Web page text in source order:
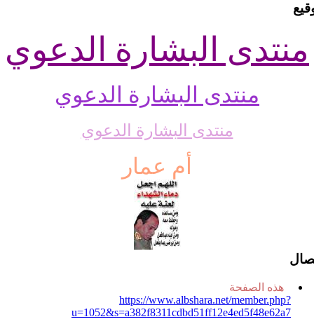
منتدى البشارة الدعوي
منتدى البشارة الدعوي
منتدى البشارة الدعوي
أم عمار
هذه الصفحة
https://www.albshara.net/member.php?
u=1052&s=a382f8311cdbd51ff12e4ed5f48e62a7